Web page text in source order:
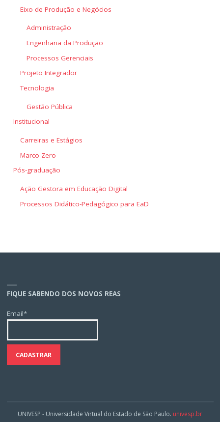
Eixo de Produção e Negócios
Administração
Engenharia da Produção
Processos Gerenciais
Projeto Integrador
Tecnologia
Gestão Pública
Institucional
Carreiras e Estágios
Marco Zero
Pós-graduação
Ação Gestora em Educação Digital
Processos Didático-Pedagógico para EaD
FIQUE SABENDO DOS NOVOS REAS
Email*
UNIVESP - Universidade Virtual do Estado de São Paulo. univesp.br